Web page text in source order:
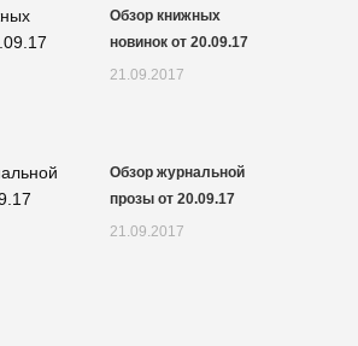
Обзор книжных
новинок от 20.09.17
21.09.2017
Обзор журнальной
прозы от 20.09.17
21.09.2017